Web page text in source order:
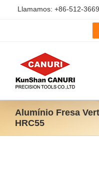
Llamamos: +86-512-
Alumínio Fresa
HRC55